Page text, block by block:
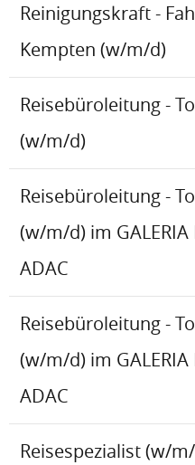
Reinigungskraft -
Kempten (w/m/d)
Reisebüroleitung -
(w/m/d)
Reisebüroleitung -
(w/m/d) im
ADAC
Reisebüroleitung -
(w/m/d) im
ADAC
Reisespezialist (w/